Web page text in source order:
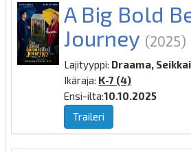
A Big Bold
Journey (2025)
Lajityyppi: Draama,
Ikäraja: K-7 (4)
Ensi-ilta:10.10.2025
Traileri